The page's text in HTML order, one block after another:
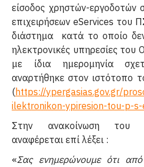
είσοδος χρηστών-εργοδοτών
επιχειρήσεων eServices του
διάστημα κατά το οποίο δεν
ηλεκτρονικές υπηρεσίες
με ίδια ημερομηνία
αναρτήθηκε στον ιστότοπο
(https://ypergasias.gov.gr/
ilektronikon-ypiresion-tou-p-
Στην ανακοίνωση του
αναφέρεται επί λέξει :
«Σας ενημερώνουμε ότι